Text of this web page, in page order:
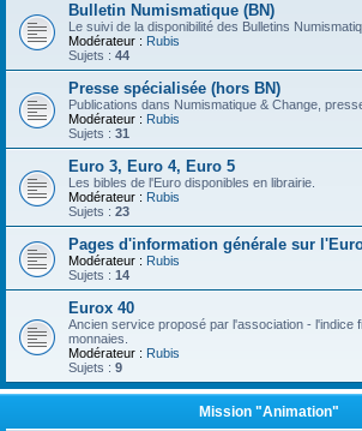
Bulletin Numismatique (BN)
Le suivi de la disponibilité des Bulletins
Modérateur : Rubis
Sujets : 44
Presse spécialisée (hors BN)
Publications dans Numismatique & Change,
Modérateur : Rubis
Sujets : 31
Euro 3, Euro 4, Euro 5
Les bibles de l'Euro disponibles en librairie.
Modérateur : Rubis
Sujets : 23
Pages d'information générale sur
Modérateur : Rubis
Sujets : 14
Eurox 40
Ancien service proposé par l'association - l'indice
monnaies.
Modérateur : Rubis
Sujets : 9
Mission "Animation"